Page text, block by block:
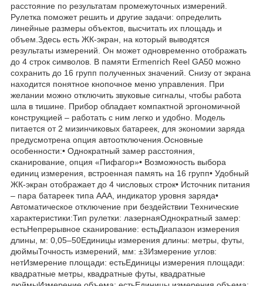
расстояние по результатам промежуточных измерений.
Рулетка поможет решить и другие задачи: определить
линейные размеры объектов, высчитать их площадь и
объем.Здесь есть ЖК-экран, на который выводятся
результаты измерений. Он может одновременно отображать
до 4 строк символов. В памяти Ermenrich Reel GA50 можно
сохранить до 16 групп полученных значений. Снизу от экрана
находится понятное кнопочное меню управления. При
желании можно отключить звуковые сигналы, чтобы работа
шла в тишине. Прибор обладает компактной эргономичной
конструкцией – работать с ним легко и удобно. Модель
питается от 2 мизинчиковых батареек, для экономии заряда
предусмотрена опция автоотключения.Основные
особенности:• Однократный замер расстояния,
сканирование, опция «Пифагор»• Возможность выбора
единиц измерения, встроенная память на 16 групп• Удобный
ЖК-экран отображает до 4 числовых строк• Источник питания
– пара батареек типа ААА, индикатор уровня заряда•
Автоматическое отключение при бездействии Технические
характеристики:Тип рулетки: лазернаяОднократный замер:
естьНепрерывное сканирование: естьДиапазон измерения
длины, м: 0,05–50Единицы измерения длины: метры, футы,
дюймыТочность измерений, мм: ±3Измерение углов:
нетИзмерение площади: естьЕдиницы измерения площади:
квадратные метры, квадратные футы, квадратные